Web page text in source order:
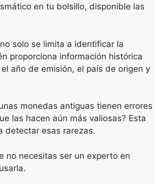
en tu bolsillo, disponible las
solo se limita a identificar la
proporciona información histórica
año de emisión, el país de origen y
monedas antiguas tienen errores
las hacen aún más valiosas? Esta
detectar esas rarezas.
no necesitas ser un experto en